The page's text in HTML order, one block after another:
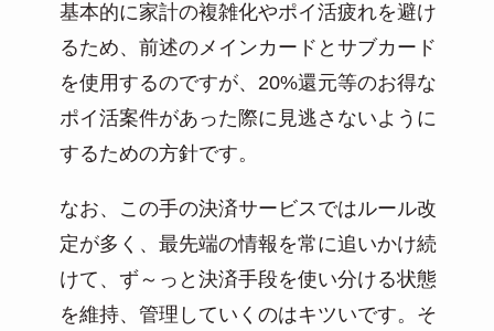
基本的に家計の複雑化やポイ活疲れを避け
るため、前述のメインカードとサブカード
を使用するのですが、20%還元等のお得な
ポイ活案件があった際に見逃さないように
するための方針です。
なお、この手の決済サービスではルール改
定が多く、最先端の情報を常に追いかけ続
けて、ず～っと決済手段を使い分ける状態
を維持、管理していくのはキツいです。そ